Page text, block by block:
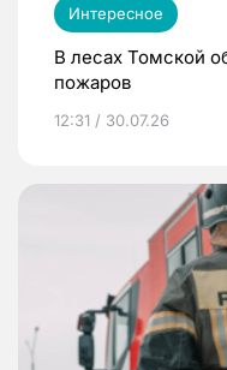
Интересное
В лесах Томской
пожаров
12:31 / 30.07.26